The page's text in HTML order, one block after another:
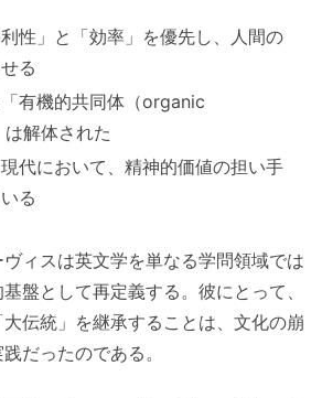
性」と「効率」を優先し、人間の
る
有機的共同体（organic
解体された
代において、精神的価値の担い手
る
ィスは英文学を単なる学問領域では
盤として再定義する。彼にとって、
伝統」を継承することは、文化の崩
だったのである。